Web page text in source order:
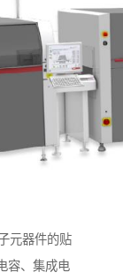
元器件的贴
容、集成电